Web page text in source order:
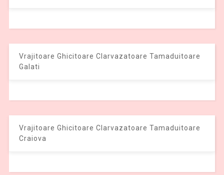
Vrajitoare Ghicitoare Clarvazatoare Tamaduitoare
Galati
Vrajitoare Ghicitoare Clarvazatoare Tamaduitoare
Craiova